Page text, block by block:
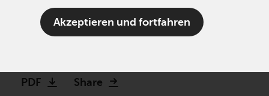
Marke Redwheel umfassen,
Akzeptieren und fortfahren
Troubled Compounding
Machines: a closer look
PDF Share